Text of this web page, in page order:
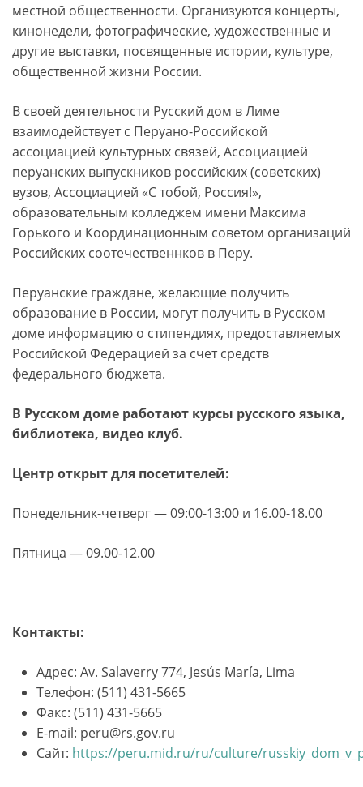
местной общественности. Организуются концерты,
кинонедели, фотографические, художественные и
другие выставки, посвященные истории, культуре,
общественной жизни России.
В своей деятельности Русский дом в Лиме
взаимодействует с Перуано-Российской
ассоциацией культурных связей, Ассоциацией
перуанских выпускников российских (советских)
вузов, Ассоциацией «С тобой, Россия!»,
образовательным колледжем имени Максима
Горького и Координационным советом организаций
Российских соотечественнков в Перу.
Перуанские граждане, желающие получить
образование в России, могут получить в Русском
доме информацию о стипендиях, предоставляемых
Российской Федерацией за счет средств
федерального бюджета.
В Русском доме работают курсы русского языка,
библиотека, видео клуб.
Центр открыт для посетителей:
Понедельник-четверг — 09:00-13:00 и 16.00-18.00
Пятница — 09.00-12.00
Контакты:
Адрес: Av. Salaverry 774, Jesús María, Lima
Телефон: (511) 431-5665
Факс: (511) 431-5665
E-mail: peru@rs.gov.ru
Сайт: https://peru.mid.ru/ru/culture/